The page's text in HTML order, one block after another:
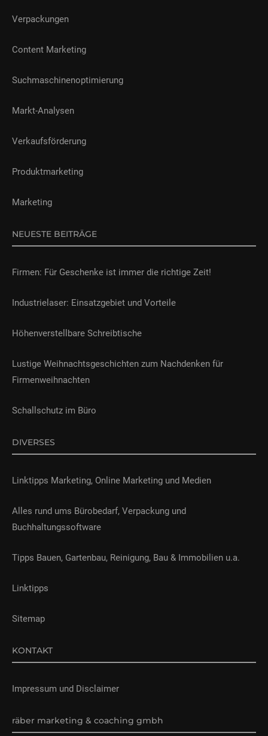
Verpackungen
Content Marketing
Suchmaschinenoptimierung
Markt-Analysen
Verkaufsförderung
Produktmarketing
Marketing
NEUESTE BEITRÄGE
Firmen: Für Geschenke ist immer die richtige Zeit!
Industrielaser: Einsatzgebiet und Vorteile
Höhenverstellbare Schreibtische
Lustige Weihnachtsgeschichten zum Nachdenken für
Firmenweihnachten
Schallschutz im Büro
DIVERSES
Linktipps Marketing, Online Marketing und Medien
Alles rund ums Bürobedarf, Verpackung und
Buchhaltungssoftware
Tipps Bauen, Gartenbau, Reinigung, Bau & Immobilien u.a.
Linktipps
Sitemap
KONTAKT
Impressum und Disclaimer
räber marketing & coaching gmbh